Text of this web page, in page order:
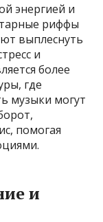
энергией и
риффы
выплеснуть
и
более
где
музыки могут
помогая
и